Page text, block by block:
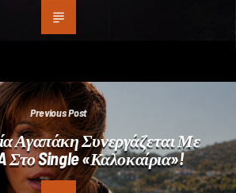
Previous Post
Αγαπάκη Συνεργάζεται Με
Στο Single «Καλοκαίρια»!